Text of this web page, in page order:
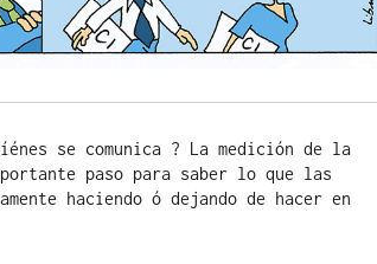
se comunica ? La medición de la
paso para saber lo que las
haciendo ó dejando de hacer en